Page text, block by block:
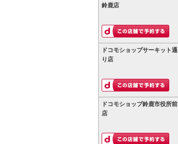
鈴鹿店
ドコモショップサーキット通
り店
ドコモショップ鈴鹿市役所前
店